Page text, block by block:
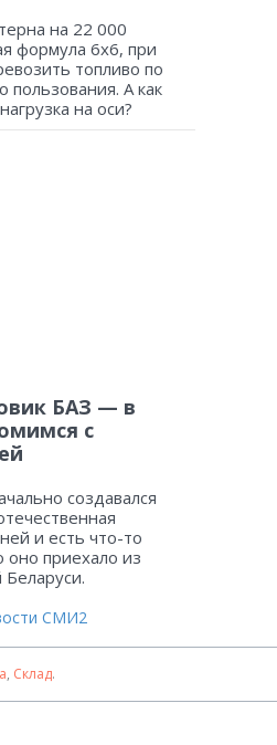
на 22 000
формула 6х6, при
топливо по
пользования. А как
на оси?
БАЗ — в
с
создавался
и есть что-то
оно приехало из
СМИ2
, Склад.